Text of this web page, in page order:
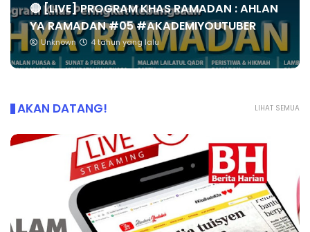
🔴 [LIVE] PROGRAM KHAS RAMADAN : AHLAN
YA RAMADAN #05 #AKADEMIYOUTUBER
Unknown 4 tahun yang lalu
LIHAT SEMUA
AKAN DATANG!